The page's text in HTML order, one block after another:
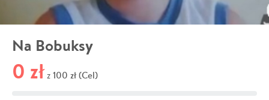
Na Bobuksy
0 zł z 100 zł (Cel)